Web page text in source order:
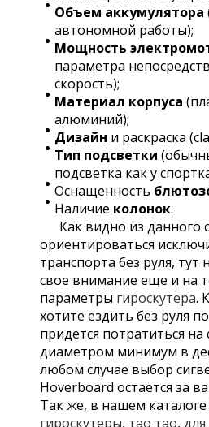
Объем аккумулятора
автономной работы);
Мощность
параметра
скорость);
Материал корпуса
алюминий);
Дизайн и раскраска
Тип подсветки
подсветка как у
Оснащенность
Наличие колонок.
Как видно из данного
ориентироваться
транспорта без руля,
свое внимание еще и на
параметры гироскутера.
хотите ездить без руля
придется потратиться на
диаметром минимум в
любом случае выбор
Hoverboard остается за
Так же, в нашем
гироскутеры, тао тао,